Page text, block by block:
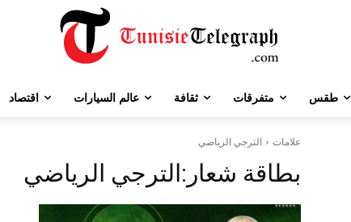
اقتصاد عالم السيارات ثقافة متفرقات طقس
علامات الترجي الرياضي
بطاقة شعار:الترجي الرياضي